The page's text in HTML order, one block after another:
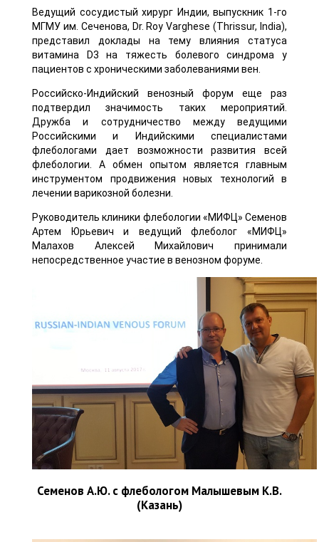
Ведущий сосудистый хирург Индии, выпускник 1-го
МГМУ им. Сеченова, Dr. Roy Varghese (Thrissur, India),
представил доклады на тему влияния статуса
витамина D3 на тяжесть болевого синдрома у
пациентов с хроническими заболеваниями вен.
Российско-Индийский венозный форум еще раз
подтвердил значимость таких мероприятий.
Дружба и сотрудничество между ведущими
Российскими и Индийскими специалистами
флебологами дает возможности развития всей
флебологии. А обмен опытом является главным
инструментом продвижения новых технологий в
лечении варикозной болезни.
Руководитель клиники флебологии «МИФЦ» Семенов
Артем Юрьевич и ведущий флеболог «МИФЦ»
Малахов Алексей Михайлович принимали
непосредственное участие в венозном форуме.
Семенов А.Ю. с флебологом Малышевым К.В.
(Казань)